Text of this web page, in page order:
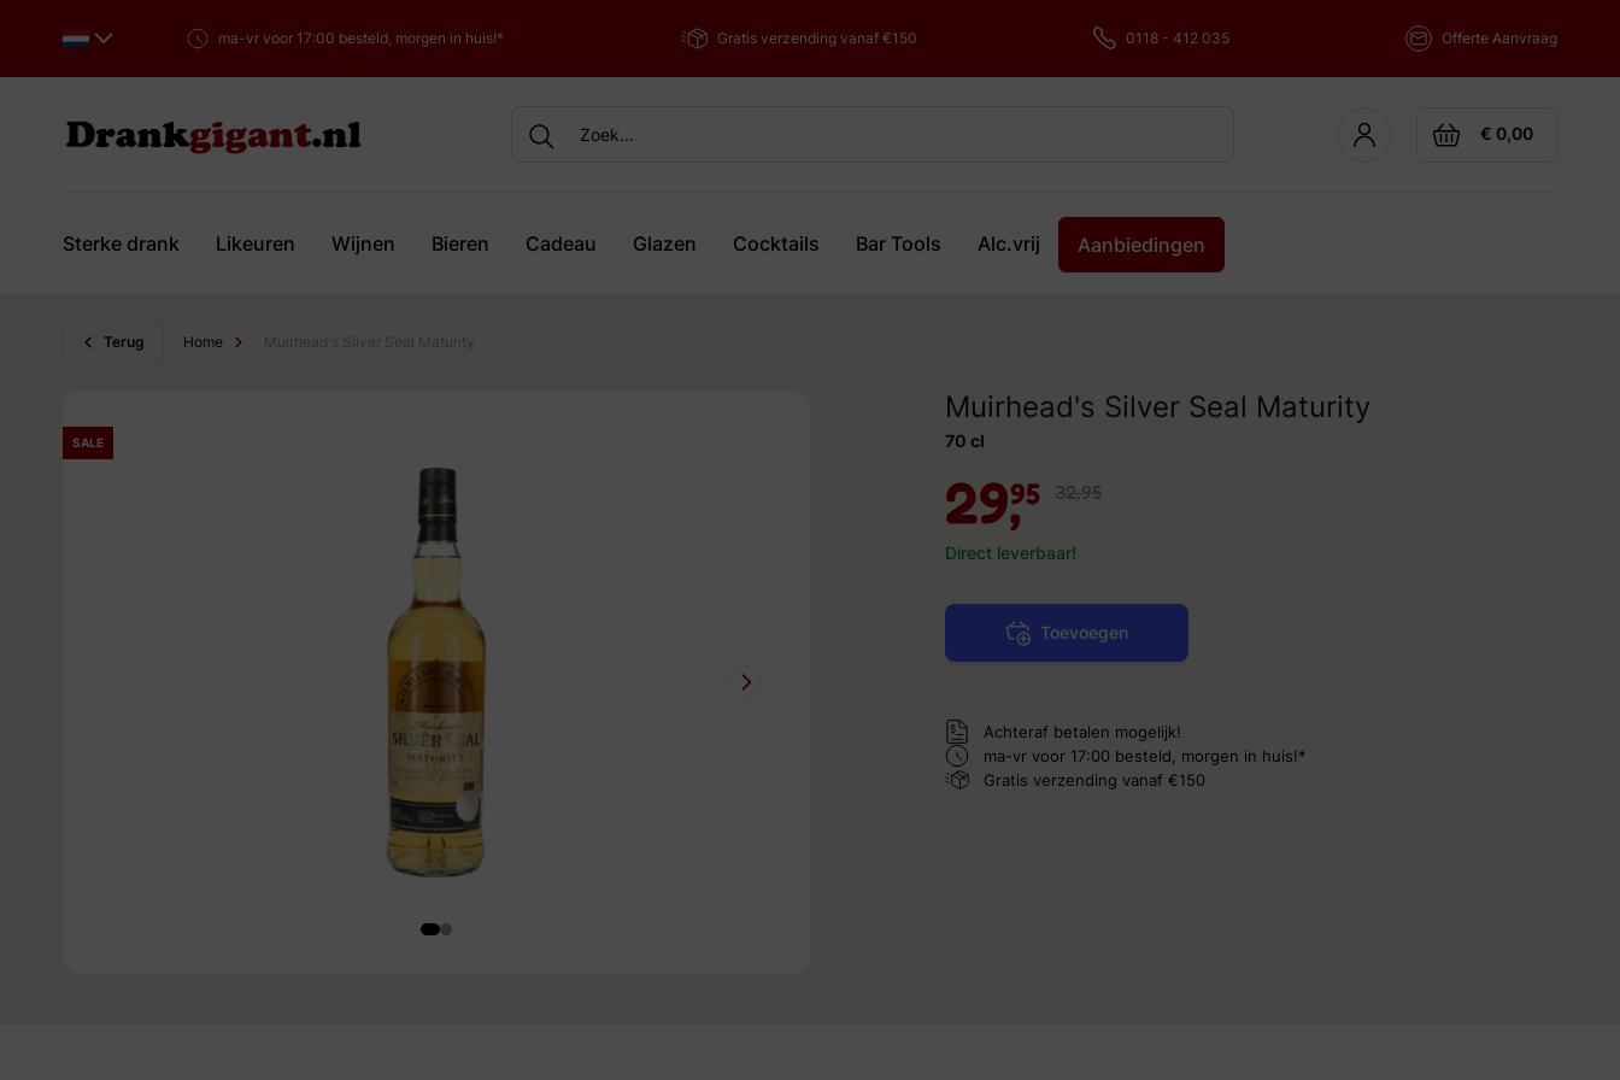
ma-vr voor 17:00 besteld, morgen in huis!* Gratis verzending vanaf €150 0118 - 412 035 Offerte Aanvraag
Cart
€ 0,00
Sterke drank Likeuren Wijnen Bieren Cadeau Glazen Cocktails Bar Tools Alc.vrij Aanbiedingen
Terug Home Muirhead's Silver Seal Maturity
SALE
Muirhead's Silver Seal Maturity
70 cl
29,95 32,95
Direct leverbaar!
Toevoegen
Achteraf betalen mogelijk!
ma-vr voor 17:00 besteld, morgen in huis!*
Gratis verzending vanaf €150